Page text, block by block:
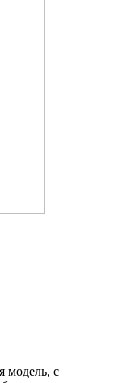
модель, с